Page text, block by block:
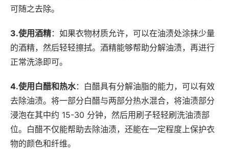
可随之去除。
3.使用酒精：如果衣物材质允许，可以在油渍处涂抹少量
的酒精，然后轻轻擦拭。酒精能够帮助分解油渍，再进行
正常洗涤即可。
4.使用白醋和热水：白醋具有分解油脂的能力，可以有效
去除油渍。将一部分白醋与两部分热水混合，将油渍部分
浸泡在其中约 15-30 分钟，然后用刷子轻轻刷洗油渍部
位。白醋不仅能帮助去除油渍，还能在一定程度上保护衣
物的颜色和纤维。